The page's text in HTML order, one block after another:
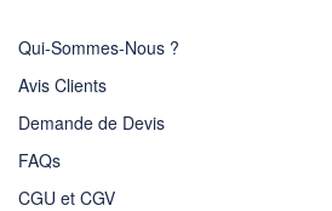
Qui-Sommes-Nous ?
Avis Clients
Demande de Devis
FAQs
CGU et CGV